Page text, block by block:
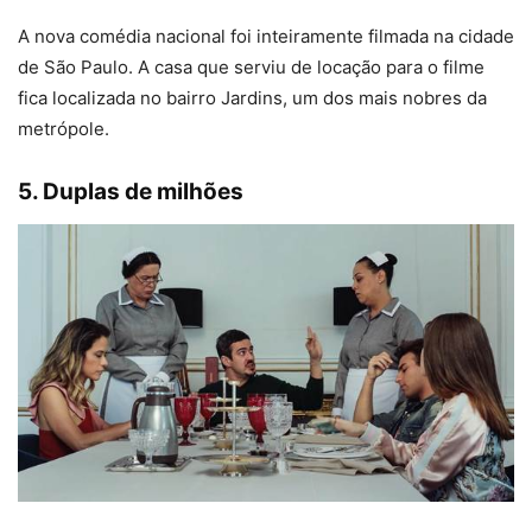
A nova comédia nacional foi inteiramente filmada na cidade
de São Paulo. A casa que serviu de locação para o filme
fica localizada no bairro Jardins, um dos mais nobres da
metrópole.
5. Duplas de milhões